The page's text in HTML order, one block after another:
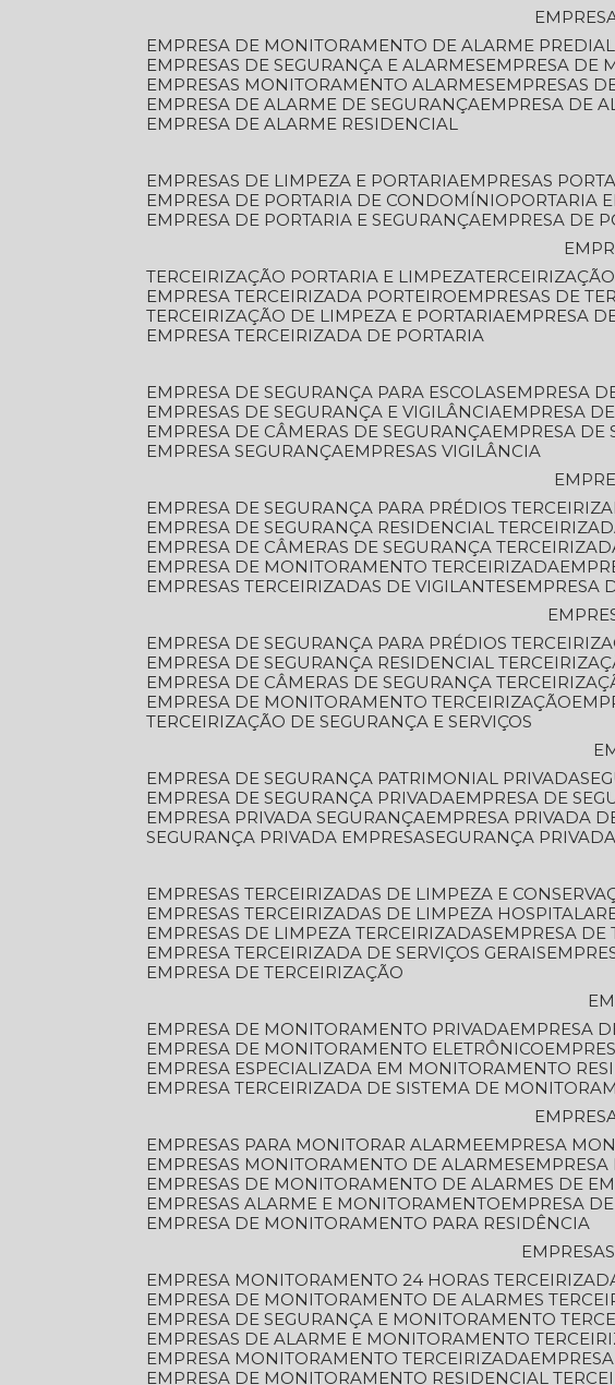
EMPRESA DE MONITORAMENTO DE ALARME PREDIAL
EMPRESAS DE SEGURANÇA E ALARMES
EMPRESA
EMPRESAS MONITORAMENTO ALARMES
EMPRESAS
EMPRESA DE ALARME DE SEGURANÇA
EMPRESA DE
EMPRESA DE ALARME RESIDENCIAL
EMPRESAS DE LIMPEZA E PORTARIA
EMPRESAS
EMPRESA DE PORTARIA DE CONDOMÍNIO
PORTARIA
EMPRESA DE PORTARIA E SEGURANÇA
EMPRESA DE
TERCEIRIZAÇÃO PORTARIA E LIMPEZA
EMPRESA TERCEIRIZADA PORTEIRO
EMPRESAS DE
TERCEIRIZAÇÃO DE LIMPEZA E PORTARIA
EMPRESA
EMPRESA TERCEIRIZADA DE PORTARIA
EMPRESA DE SEGURANÇA PARA ESCOLAS
EMPRESA
EMPRESAS DE SEGURANÇA E VIGILÂNCIA
EMPRESA
EMPRESA DE CÂMERAS DE SEGURANÇA
EMPRESA
EMPRESA SEGURANÇA
EMPRESAS VIGILÂNCIA
EMPRESA DE SEGURANÇA PARA PRÉDIOS
EMPRESA DE SEGURANÇA RESIDENCIAL
EMPRESA DE CÂMERAS DE SEGURANÇA
EMPRESA DE MONITORAMENTO TERCEIRIZADA
EMPRESAS TERCEIRIZADAS DE VIGILANTES
EMPRESA DE SEGURANÇA PARA PRÉDIOS
EMPRESA DE SEGURANÇA RESIDENCIAL
EMPRESA DE CÂMERAS DE SEGURANÇA
EMPRESA DE MONITORAMENTO TERCEIRIZAÇÃO
TERCEIRIZAÇÃO DE SEGURANÇA E SERVIÇOS
EMPRESA DE SEGURANÇA PATRIMONIAL PRIVADA
EMPRESA DE SEGURANÇA PRIVADA
EMPRESA DE
EMPRESA PRIVADA SEGURANÇA
EMPRESA PRIVADA
SEGURANÇA PRIVADA EMPRESA SEGURANÇA
EMPRESAS TERCEIRIZADAS DE LIMPEZA E
EMPRESAS TERCEIRIZADAS DE LIMPEZA HOSPITALAR
EMPRESAS DE LIMPEZA TERCEIRIZADAS
EMPRESA
EMPRESA TERCEIRIZADA DE SERVIÇOS GERAIS
EMPRESA DE TERCEIRIZAÇÃO
EMPRESA DE MONITORAMENTO PRIVADA
EMPRESA
EMPRESA DE MONITORAMENTO ELETRÔNICO
EMPRESA ESPECIALIZADA EM MONITORAMENTO
EMPRESA TERCEIRIZADA DE SISTEMA DE
EMPRESAS PARA MONITORAR ALARME
EMPRESA
EMPRESAS MONITORAMENTO DE ALARMES
EMPRESAS DE MONITORAMENTO DE ALARMES DE
EMPRESAS ALARME E MONITORAMENTO
EMPRESA
EMPRESA DE MONITORAMENTO PARA RESIDÊNCIA
EMPRESA MONITORAMENTO 24 HORAS
EMPRESA DE MONITORAMENTO DE ALARMES
EMPRESA DE SEGURANÇA E MONITORAMENTO
EMPRESAS DE ALARME E MONITORAMENTO
EMPRESA MONITORAMENTO TERCEIRIZADA
EMPRESA DE MONITORAMENTO RESIDENCIAL